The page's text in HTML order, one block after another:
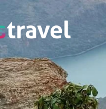
principale